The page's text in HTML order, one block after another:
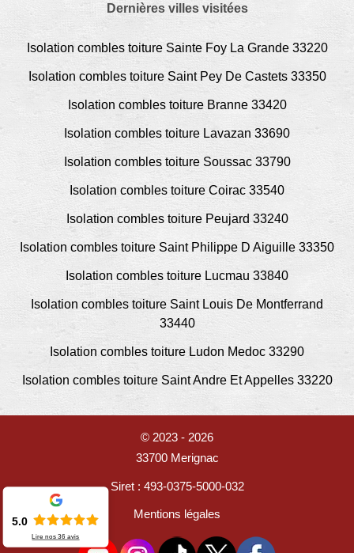
Dernières villes visitées
Isolation combles toiture Sainte Foy La Grande 33220
Isolation combles toiture Saint Pey De Castets 33350
Isolation combles toiture Branne 33420
Isolation combles toiture Lavazan 33690
Isolation combles toiture Soussac 33790
Isolation combles toiture Coirac 33540
Isolation combles toiture Peujard 33240
Isolation combles toiture Saint Philippe D Aiguille 33350
Isolation combles toiture Lucmau 33840
Isolation combles toiture Saint Louis De Montferrand
33440
Isolation combles toiture Ludon Medoc 33290
Isolation combles toiture Saint Andre Et Appelles 33220
© 2023 - 2026
33700 Merignac
Siret : 493-0375-5000-032
Mentions légales
5.0
Lire nos36 avis